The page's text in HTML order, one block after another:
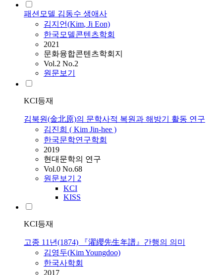
패션모델 김동수 생애사
김지언(Kim, Ji Eon)
한국모델콘텐츠학회
2021
문화융합콘텐츠학회지
Vol.2 No.2
원문보기
KCI등재
김북원(金北原)의 문학사적 복원과 해방기 활동 연구
김진희 ( Kim Jin-hee )
한국문학연구학회
2019
현대문학의 연구
Vol.0 No.68
원문보기 2
KCI
KISS
KCI등재
고종 11년(1874) 『濯纓先生年譜』간행의 의미
김영두(KimYoungdoo)
한국사학회
2017